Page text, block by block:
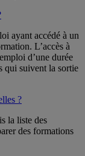
ayant accédé à un
L’accès à
d’une durée
qui suivent la sortie
?
la liste des
des formations